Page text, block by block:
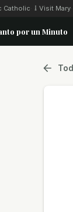
Catholic Visit Mary
por un Minuto